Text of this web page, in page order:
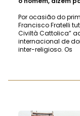
Por ocasião do
Francisco Fratelli
Civiltà Cattolica”
internacional de
inter-religioso. Os